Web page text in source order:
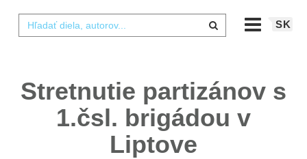
SK
Stretnutie partizánov s
1.čsl. brigádou v
Liptove